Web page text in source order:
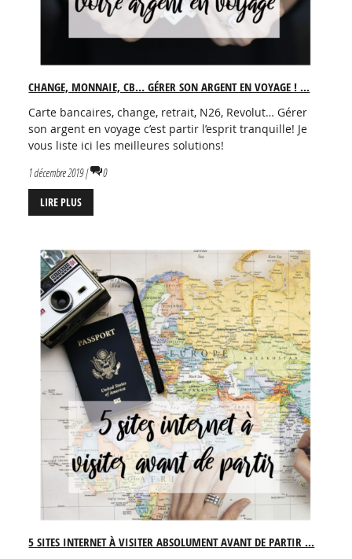
CHANGE, MONNAIE, CB… GÉRER SON ARGENT EN VOYAGE ! ...
Carte bancaires, change, retrait, N26, Revolut… Gérer
son argent en voyage c’est partir l’esprit tranquille! Je
vous liste ici les meilleures solutions!
1 décembre 2019 |
0
LIRE PLUS
5 SITES INTERNET À VISITER ABSOLUMENT AVANT DE PARTIR ...